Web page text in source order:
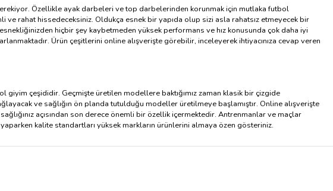
Özellikle ayak darbeleri ve top darbelerinden korunmak için mutlaka futbol
rahat hissedeceksiniz. Oldukça esnek bir yapıda olup sizi asla rahatsız etmeyecek bir
hiçbir şey kaybetmeden yüksek performans ve hız konusunda çok daha iyi
Ürün çeşitlerini online alışverişte görebilir, inceleyerek ihtiyacınıza cevap veren
çeşididir. Geçmişte üretilen modellere baktığımız zaman klasik bir çizgide
ve sağlığın ön planda tutulduğu modeller üretilmeye başlamıştır. Online alışverişte
açısından son derece önemli bir özellik içermektedir. Antrenmanlar ve maçlar
kalite standartları yüksek markların ürünlerini almaya özen gösteriniz.